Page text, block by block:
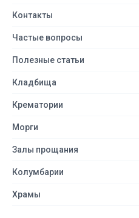
Контакты
Частые вопросы
Полезные статьи
Кладбища
Крематории
Морги
Залы прощания
Колумбарии
Храмы